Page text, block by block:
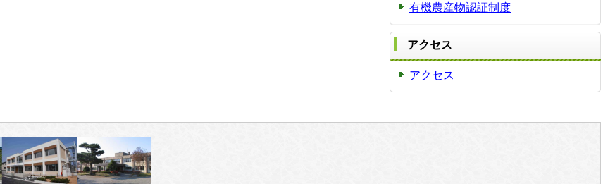
有機農産物認証制度
アクセス
アクセス